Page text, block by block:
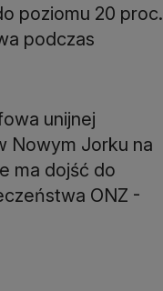
poziomu 20
podczas
unijnej
Nowym Jorku na
ma dojść do
ONZ -